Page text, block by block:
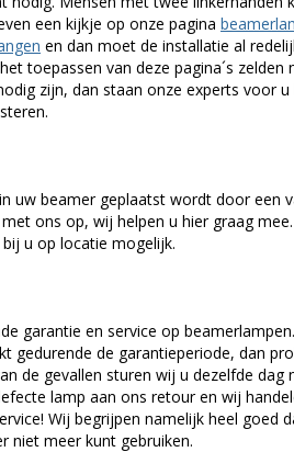
een kijkje op onze pagina
en dan moet de installatie al
toepassen van deze pagina´s zelden
zijn, dan staan onze experts voor u
uw beamer geplaatst wordt door een
met ons op, wij helpen u hier graag
u op locatie mogelijk.
garantie en service op beamerlampen.
gedurende de garantieperiode, dan
de gevallen sturen wij u dezelfde dag
lamp aan ons retour en wij
Wij begrijpen namelijk heel goed
niet meer kunt gebruiken.